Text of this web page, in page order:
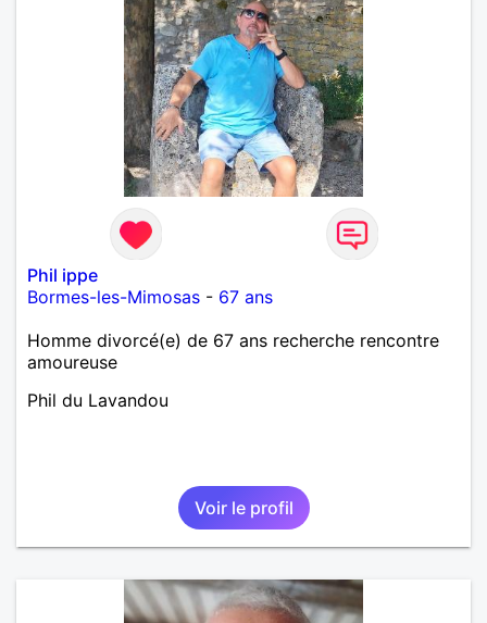
Phil ippe
Bormes-les-Mimosas - 67 ans
Homme divorcé(e) de 67 ans recherche rencontre
amoureuse
Phil du Lavandou
Voir le profil